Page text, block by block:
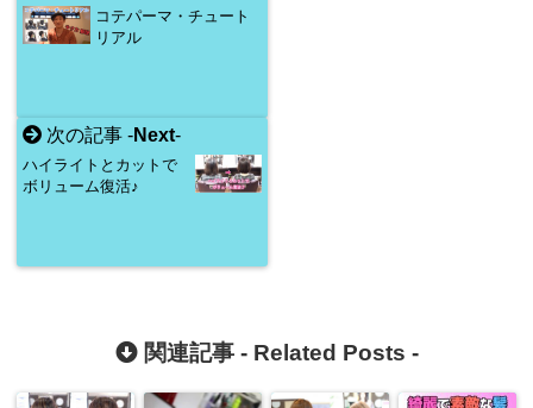
コテパーマ・チュート
リアル
次の記事 -Next-
ハイライトとカットで
ボリューム復活♪
関連記事 - Related Posts -